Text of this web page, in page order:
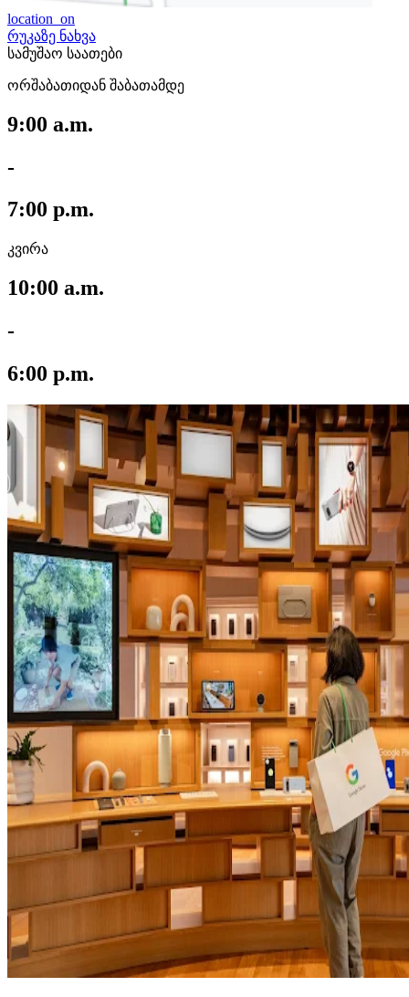
location_on
რუკაზე ნახვა
სამუშაო საათები
ორშაბათიდან შაბათამდე
9:00 a.m.
-
7:00 p.m.
კვირა
10:00 a.m.
-
6:00 p.m.